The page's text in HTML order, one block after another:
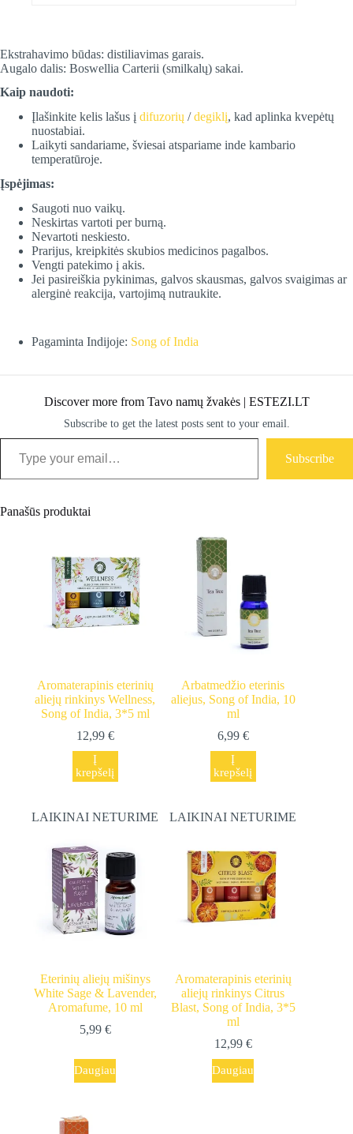
Ekstrahavimo būdas: distiliavimas garais.
Augalo dalis: Boswellia Carterii (smilkalų) sakai.
Kaip naudoti:
Įlašinkite kelis lašus į difuzorių /degiklį, kad aplinka kvepėtų
nuostabiai.
Laikyti sandariame, šviesai atspariame inde kambario
temperatūroje.
Įspėjimas:
Saugoti nuo vaikų.
Neskirtas vartoti per burną.
Nevartoti neskiesto.
Prarijus, kreipkitės skubios medicinos pagalbos.
Vengti patekimo į akis.
Jei pasireiškia pykinimas, galvos skausmas, galvos svaigimas ar
alerginė reakcija, vartojimą nutraukite.
Pagaminta Indijoje: Song of India
Discover more from Tavo namų žvakės | ESTEZI.LT
Subscribe to get the latest posts sent to your email.
Type your email…
Subscribe
Panašūs produktai
Aromaterapinis eterinių
aliejų rinkinys Wellness,
Song of India, 3*5 ml
12,99 €
Į
krepšelį
Arbatmedžio eterinis
aliejus, Song of India, 10
ml
6,99 €
Į
krepšelį
LAIKINAI NETURIME
Eterinių aliejų mišinys
White Sage & Lavender,
Aromafume, 10 ml
5,99 €
Daugiau
LAIKINAI NETURIME
Aromaterapinis eterinių
aliejų rinkinys Citrus
Blast, Song of India, 3*5
ml
12,99 €
Daugiau